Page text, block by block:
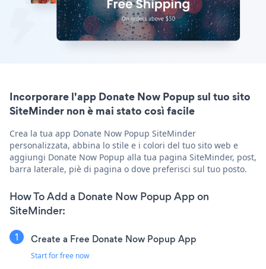
Incorporare l'app Donate Now Popup sul tuo sito
SiteMinder non è mai stato così facile
Crea la tua app Donate Now Popup SiteMinder
personalizzata, abbina lo stile e i colori del tuo sito web e
aggiungi Donate Now Popup alla tua pagina SiteMinder, post,
barra laterale, piè di pagina o dove preferisci sul tuo posto.
How To Add a Donate Now Popup App on
SiteMinder:
Create a Free Donate Now Popup App
Start for free now